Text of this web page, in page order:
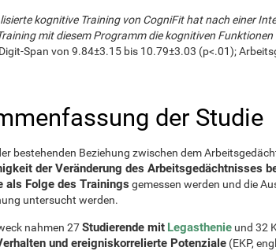
kognitive Training von CogniFit hat nach einer
mit diesem Programm die kognitiven
Span von 9.84±3.15 bis 10.79±3.03 (p<.01);
der Studie
bestehenden Beziehung zwischen dem
der Veränderung des Arbeitsgedächtnisses
als Folge des Trainings gemessen werden und die
untersucht werden.
nahmen 27Studierende mit Legasthenie und 32
und ereigniskorrelierte Potenziale (EKP,